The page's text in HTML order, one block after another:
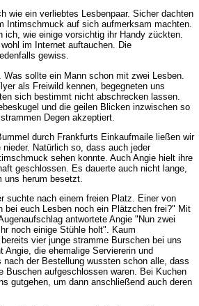
wie ein verliebtes Lesbenpaar. Sicher dachten
Intimschmuck auf sich aufmerksam machten.
ich, wie einige vorsichtig ihr Handy zückten.
im Internet auftauchen. Die
gewiss.
sollte ein Mann schon mit zwei Lesben.
als Freiwild kennen, begegneten uns
sich bestimmt nicht abschrecken lassen.
und die geilen Blicken inzwischen so
Degen akzeptiert.
durch Frankfurts Einkaufmaile ließen wir
Natürlich so, dass auch jeder
sehen konnte. Auch Angie hielt ihre
geschlossen. Es dauerte auch nicht lange,
uns herum besetzt.
suchte nach einem freien Platz. Einer von
bei euch Lesben noch ein Plätzchen frei?" Mit
antwortete Angie "Nun zwei
noch einige Stühle holt". Kaum
vier junge stramme Burschen bei uns
Angie, die ehemalige Serviererin und
nach der Bestellung wussten schon alle, dass
Buschen aufgeschlossen waren. Bei Kuchen
gutgehen, um dann anschließend auch deren